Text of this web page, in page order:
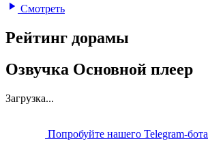
Смотреть
Рейтинг дорамы
Озвучка Основной плеер
Загрузка...
Попробуйте нашего Telegram-бота